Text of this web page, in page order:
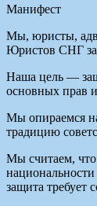
Манифест
Мы, юристы,
Юристов СНГ за
Наша цель —
основных прав
Мы опираемся
традицию
Мы считаем, что
защита требует